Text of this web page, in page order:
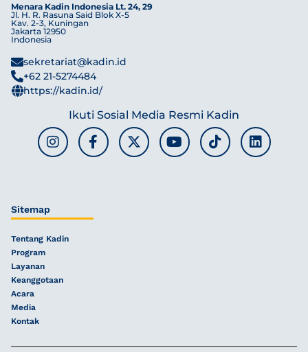
Menara Kadin Indonesia Lt. 24, 29
Jl. H. R. Rasuna Said Blok X-5
Kav. 2-3, Kuningan
Jakarta 12950
Indonesia
sekretariat@kadin.id
+62 21-5274484
https://kadin.id/
Ikuti Sosial Media Resmi Kadin
Sitemap
Tentang Kadin
Program
Layanan
Keanggotaan
Acara
Media
Kontak